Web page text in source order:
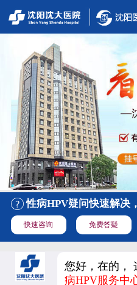
性病HPV疑问快速解决
快速咨询 免费答疑
您好，在的，
病HPV服务中